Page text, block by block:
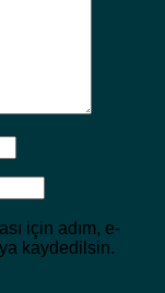
için adım, e-
kaydedilsin.